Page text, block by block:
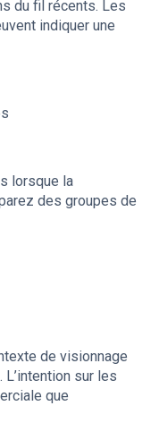
du fil récents. Les
indiquer une
lorsque la
des groupes de
de visionnage
sur les
que